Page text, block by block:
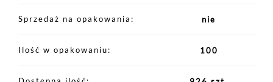
Sprzedaż na opakowania nie
Ilość w opakowaniu 100